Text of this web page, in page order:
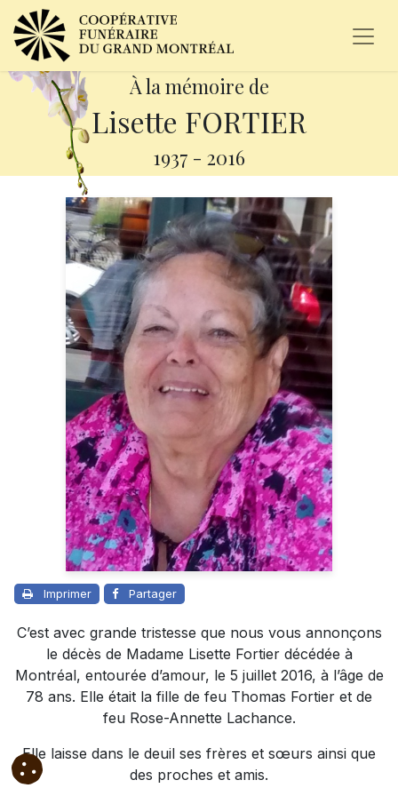
À la mémoire de
Lisette FORTIER
1937 - 2016
Imprimer Partager
C’est avec grande tristesse que nous vous annonçons
le décès de Madame Lisette Fortier décédée à
Montréal, entourée d’amour, le 5 juillet 2016, à l’âge de
78 ans. Elle était la fille de feu Thomas Fortier et de
feu Rose-Annette Lachance.
Elle laisse dans le deuil ses frères et sœurs ainsi que
des proches et amis.